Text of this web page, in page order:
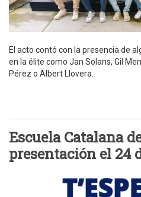
El acto contó con la presencia de
en la élite como Jan Solans, Gil
Pérez o Albert Llovera.
Escuela Catalana
presentación el 24